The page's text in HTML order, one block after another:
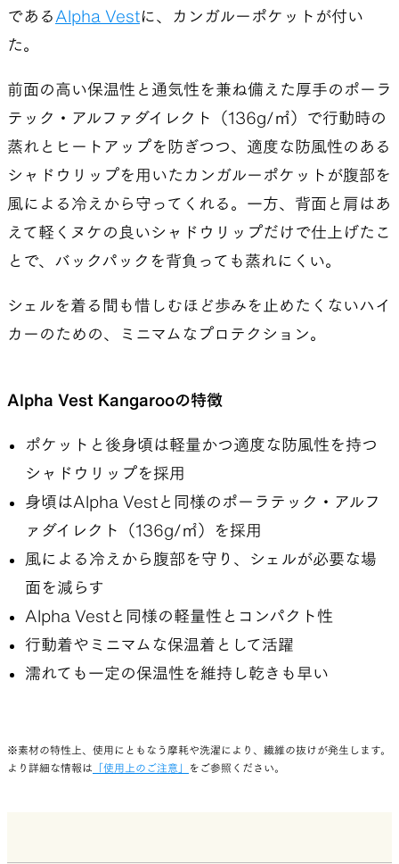
である Alpha Vestに、カンガルーポケットが付い
た。
前面の高い保温性と通気性を兼ね備えた厚手のポーラ
テック・アルファダイレクト（136g/㎡）で行動時の
蒸れとヒートアップを防ぎつつ、適度な防風性のある
シャドウリップを用いたカンガルーポケットが腹部を
風による冷えから守ってくれる。一方、背面と肩はあ
えて軽くヌケの良いシャドウリップだけで仕上げたこ
とで、バックパックを背負っても蒸れにくい。
シェルを着る間も惜しむほど歩みを止めたくないハイ
カーのための、ミニマムなプロテクション。
Alpha Vest Kangarooの特徴
ポケットと後身頃は軽量かつ適度な防風性を持つ
シャドウリップを採用
身頃はAlpha Vestと同様のポーラテック・アルフ
ァダイレクト（136g/㎡）を採用
風による冷えから腹部を守り、シェルが必要な場
面を減らす
Alpha Vestと同様の軽量性とコンパクト性
行動着やミニマムな保温着として活躍
濡れても一定の保温性を維持し乾きも早い
※素材の特性上、使用にともなう摩耗や洗濯により、繊維の抜けが発生します。
より詳細な情報は 「使用上のご注意」 をご参照ください。